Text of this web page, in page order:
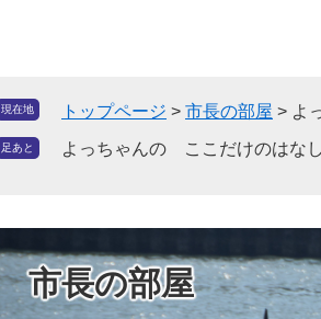
現在地 トップページ > 市長の部屋 > よ
足あと よっちゃんの ここだけのはな
市長の部屋